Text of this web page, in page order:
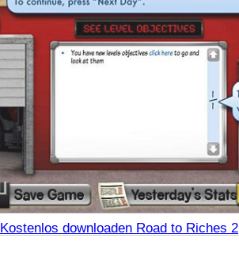
Kostenlos downloaden Road to Riches 2